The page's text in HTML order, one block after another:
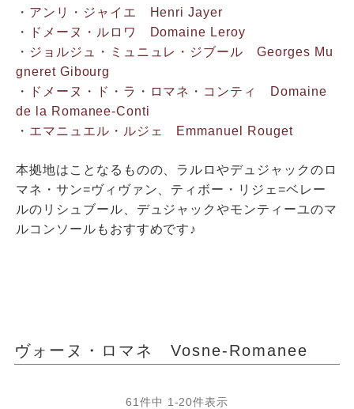
・ アンリ・ジャイエ Henri Jayer
・
ドメーヌ・ルロワ Domaine Leroy
・ ジョルジュ・ミュニュレ・ジブール Georges Mu
gneret Gibourg
・
ドメーヌ・ド・ラ・ロマネ・コンティ Domaine
de la Romanee-Conti
・ エマニュエル・ルジェ Emmanuel Rouget
本拠地はことなるものの、ラルロやデュジャックのロ
マネ・サン=ヴィヴァン、ティボー・リジェ=ベレー
ルのリシュブール、デュジャックやモンティーユのマ
ルコンソールもおすすめです♪
ヴォーヌ・ロマネ Vosne-Romanee
61 件中 1 -20件表示